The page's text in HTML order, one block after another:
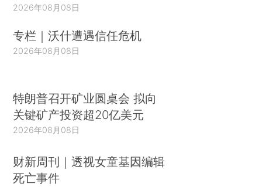
2026年08月08日
专栏｜沃什遭遇信任危机
2026年08月08日
特朗普召开矿业圆桌会 拟向
关键矿产投资超20亿美元
2026年08月08日
财新周刊｜透视女童基因编辑
死亡事件